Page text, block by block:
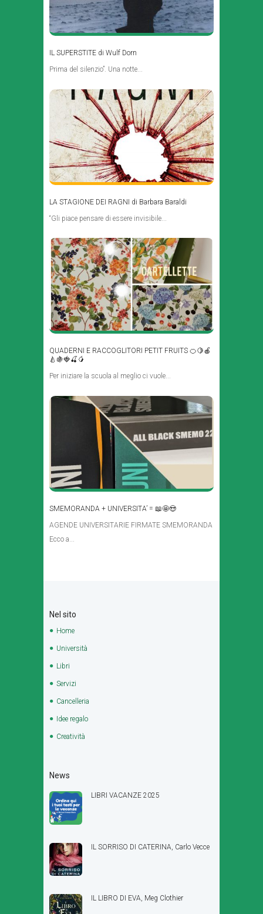
IL SUPERSTITE di Wulf Dorn
Prima del silenzio”. Una notte...
LA STAGIONE DEI RAGNI di Barbara Baraldi
“Gli piace pensare di essere invisibile...
QUADERNI E RACCOGLITORI PETIT FRUITS 🍊🍋🍎
🍐🍇🍓🍒🥭
Per iniziare la scuola al meglio ci vuole...
SMEMORANDA + UNIVERSITA’ = 📖🤩😍
AGENDE UNIVERSITARIE FIRMATE SMEMORANDA
Ecco a...
Nel sito
Home
Università
Libri
Servizi
Cancelleria
Idee regalo
Creatività
News
LIBRI VACANZE 2025
IL SORRISO DI CATERINA, Carlo Vecce
IL LIBRO DI EVA, Meg Clothier